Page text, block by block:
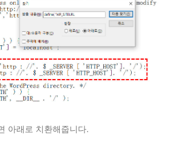
아래로 치환해줍니다.